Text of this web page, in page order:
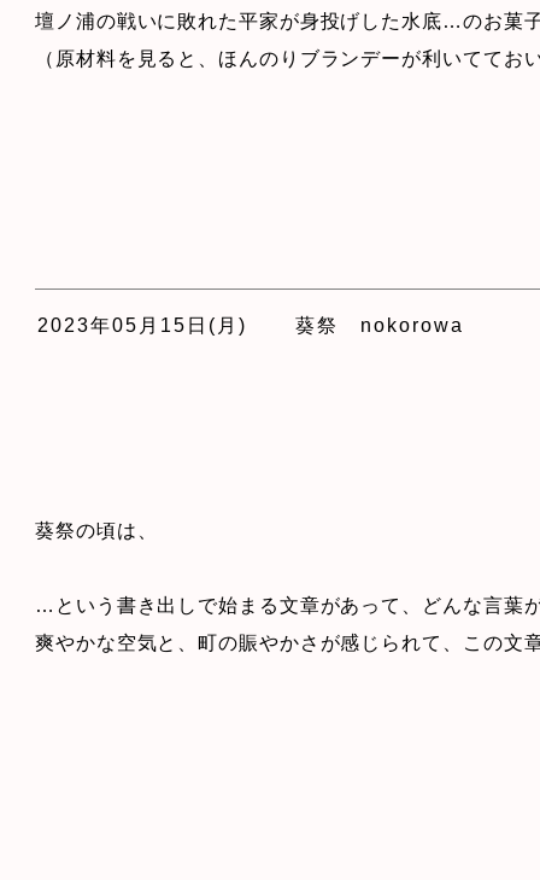
壇ノ浦の戦いに敗れた平家が身投げした水底…のお菓
（原材料を見ると、ほんのりブランデーが利いてて
2023年05月15日(月) 葵祭 nokorowa
葵祭の頃は、
…という書き出しで始まる文章があって、どんな言葉
爽やかな空気と、町の賑やかさが感じられて、この文